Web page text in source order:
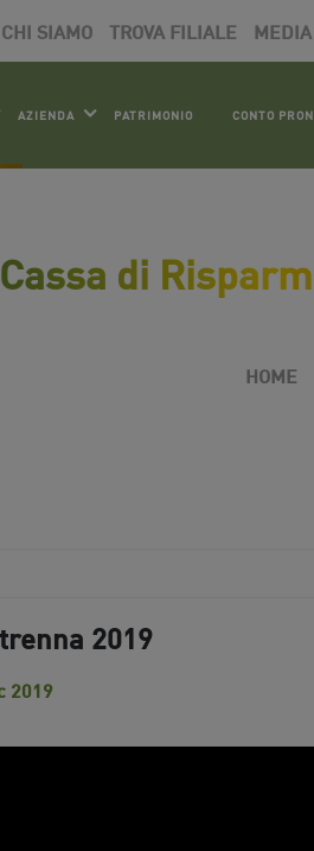
CHI SIAMO TROVA FILIALE MEDIA
AZIENDA PATRIMONIO CONTO
Cassa di
HOME
2019
2019